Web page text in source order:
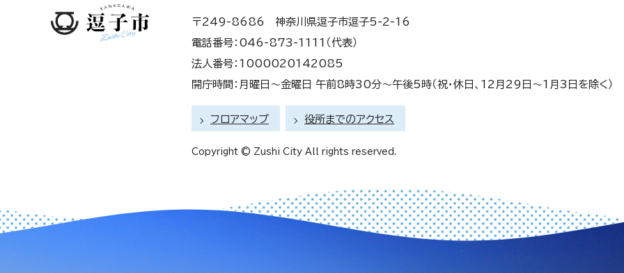
〒249-8686 神奈川県逗子市逗子5-2-16
電話番号：046-873-1111（代表）
法人番号：1000020142085
開庁時間：月曜日～金曜日 午前8時30分～午後5時（祝・休日、12月29日～1月3日を除く）
フロアマップ 役所までのアクセス
Copyright © Zushi City All rights reserved.